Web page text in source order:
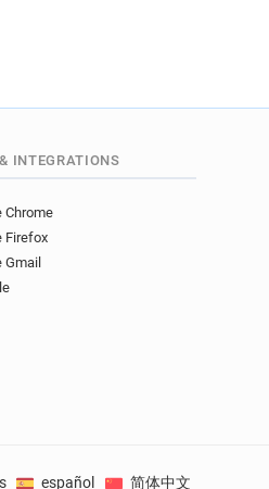
INTEGRATIONS
Chrome
Firefox
Gmail
español 简体中文